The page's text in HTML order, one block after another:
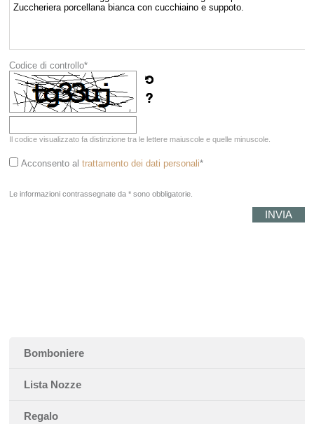
Codice di controllo*
Il codice visualizzato fa distinzione tra le lettere maiuscole e quelle minuscole.
Acconsento altrattamento dei dati personali*
Le informazioni contrassegnate da * sono obbligatorie.
Bomboniere
Lista Nozze
Regalo